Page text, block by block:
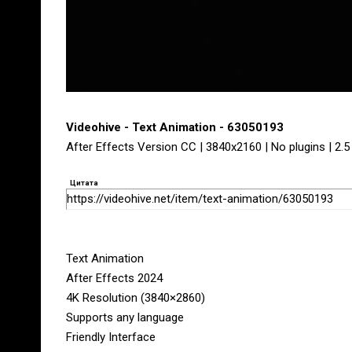
Videohive - Text Animation - 63050193
After Effects Version CC | 3840x2160 | No plugins | 2.5
Цитата
https://videohive.net/item/text-animation/63050193
Text Animation
After Effects 2024
4K Resolution (3840×2860)
Supports any language
Friendly Interface